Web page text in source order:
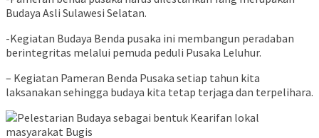
Budaya Asli Sulawesi Selatan.
-Kegiatan Budaya Benda pusaka ini membangun peradaban
berintegritas melalui pemuda peduli Pusaka Leluhur.
– Kegiatan Pameran Benda Pusaka setiap tahun kita
laksanakan sehingga budaya kita tetap terjaga dan terpelihara.